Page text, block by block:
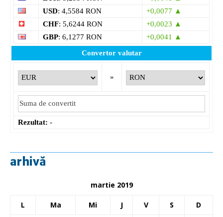
USD: 4,5584 RON
+0,0077 ▲
CHF: 5,6244 RON
+0,0023 ▲
GBP: 6,1277 RON
+0,0041 ▲
Convertor valutar
»
Rezultat: -
arhivă
martie 2019
L Ma Mi J V S D